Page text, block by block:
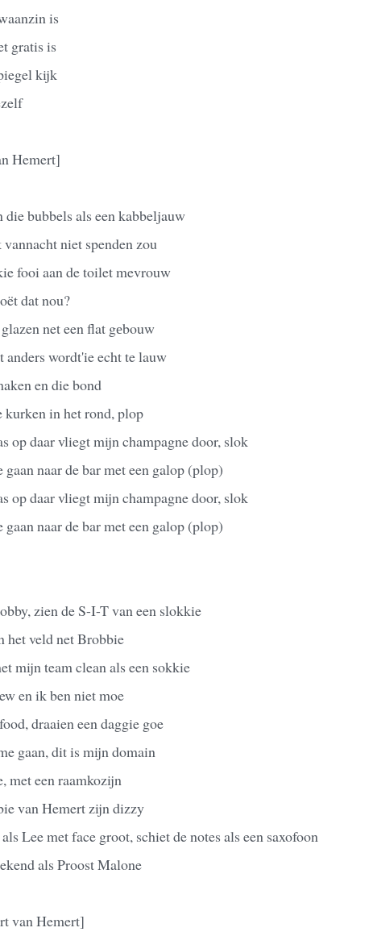
is
gratis is
kijk
Hemert]
die bubbels als een kabbeljauw
niet spenden zou
fooi aan de toilet mevrouw
dat nou?
net een flat gеbouw
wordt'ie echt te lauw
en die bond
kurken in het rond, plop
op daar vliegt mijn champagne door, slok
naar de bar met een galop (plop)
op daar vliegt mijn champagne door, slok
naar de bar met een galop (plop)
zien de S-I-T van een slokkie
het veld net Brobbie
mijn team clean als een sokkie
en ik ben niet moe
draaien een daggie goe
gaan, dit is mijn domain
met een raamkozijn
van Hemert zijn dizzy
Lee met face groot, schiet de notes als een saxofoon
als Proost Malone
van Hemert]